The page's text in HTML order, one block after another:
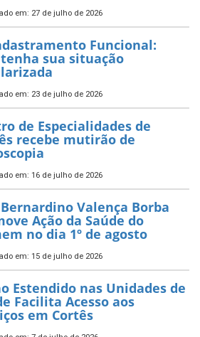
em: 27 de julho de 2026
Funcional:
sua situação
em: 23 de julho de 2026
de Especialidades de
recebe mutirão de
em: 16 de julho de 2026
Bernardino Valença Borba
Ação da Saúde do
no dia 1º de agosto
em: 15 de julho de 2026
Estendido nas Unidades de
Facilita Acesso aos
em Cortês